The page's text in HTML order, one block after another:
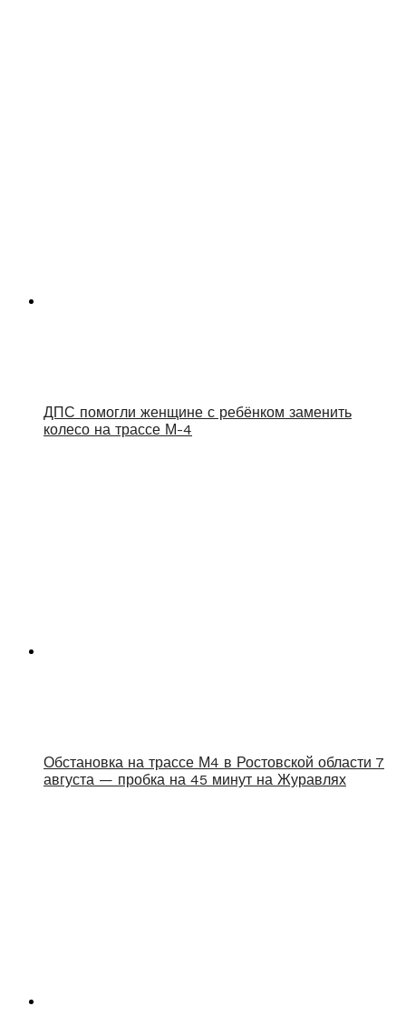
ДПС помогли женщине с ребёнком заменить
колесо на трассе М-4
Обстановка на трассе М4 в Ростовской области 7
августа — пробка на 45 минут на Журавлях